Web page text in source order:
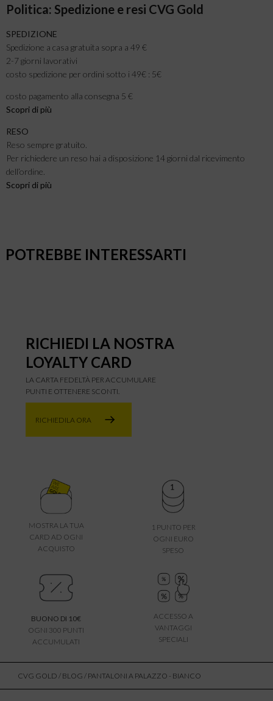
Politica: Spedizione e resi CVG Gold
SPEDIZIONE
Spedizione a casa gratuita sopra a 49 €
2-7 giorni lavorativi
costo spedizione per ordini sotto i 49€ : 5€
costo pagamento alla consegna 5 €
Scopri di più
RESO
Reso sempre gratuito.
Per richiedere un reso hai a disposizione 14 giorni dal ricevimento
dell’ordine.
Scopri di più
POTREBBE INTERESSARTI
RICHIEDI LA NOSTRA
LOYALTY CARD
LA CARTA FEDELTÀ PER ACCUMULARE
PUNTI E OTTENERE SCONTI.
RICHIEDILA ORA
MOSTRA LA TUA
CARD AD OGNI
ACQUISTO
1 PUNTO PER
OGNI EURO
SPESO
BUONO DI 10€
OGNI 300 PUNTI
ACCUMULATI
ACCESSO A
VANTAGGI
SPECIALI
CVG GOLD / BLOG / PANTALONI A PALAZZO - BIANCO